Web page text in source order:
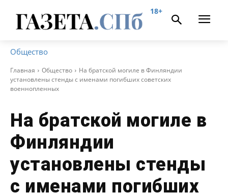
18+
Общество
Главная Общество
На братской могиле в Финляндии
установлены стенды с именами погибших советских
военнопленных
На братской могиле в
Финляндии
установлены стенды
с именами погибших